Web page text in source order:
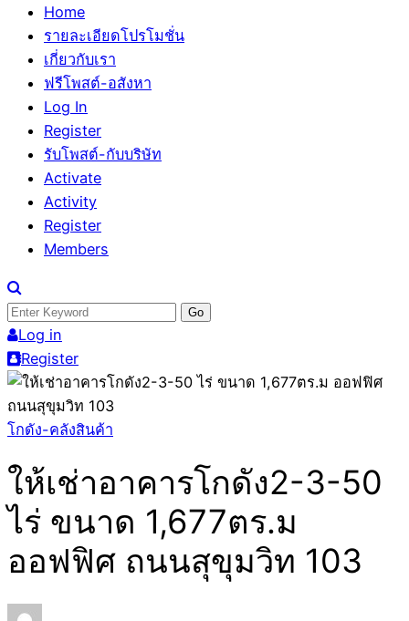
Home
รายละเอียดโปรโมชั่น
เกี่ยวกับเรา
ฟรีโพสต์-อสังหา
Log In
Register
รับโพสต์-กับบริษัท
Activate
Activity
Register
Members
Search
for:Log in
Register
โกดัง-คลังสินค้า
ให้เช่าอาคารโกดัง2-3-50
ไร่ ขนาด 1,677ตร.ม
ออฟฟิศ ถนนสุขุมวิท 103